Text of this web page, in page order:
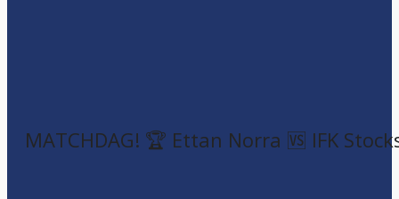
MATCHDAG! 🏆 Ettan Norra 🆚 IFK